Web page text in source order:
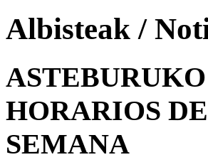
Albisteak /
HORARIOS
SEMANA